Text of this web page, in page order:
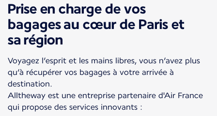
Prise en charge de vos
bagages au cœur de Paris et
sa région
Voyagez l’esprit et les mains libres, vous n’avez plus
qu’à récupérer vos bagages à votre arrivée à
destination.
Alltheway est une entreprise partenaire d'Air France
qui propose des services innovants :